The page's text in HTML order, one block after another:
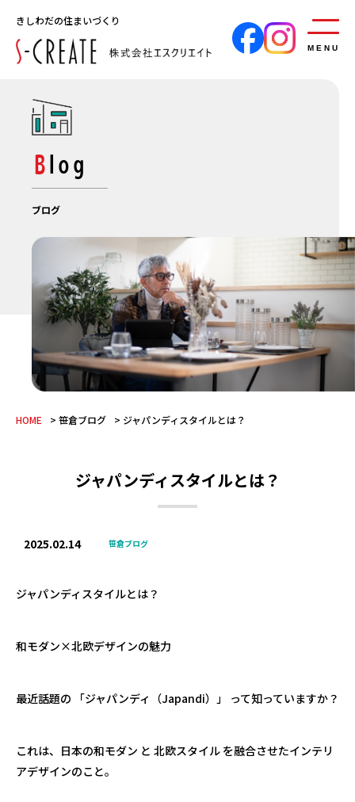
きしわだの住まいづくり
MENU
Blog
ブログ
HOME 笹倉ブログ ジャパンディスタイルとは？
ジャパンディスタイルとは？
2025.02.14 笹倉ブログ
ジャパンディスタイルとは？
和モダン×北欧デザインの魅力
最近話題の 「ジャパンディ（Japandi）」 って知っていますか？
これは、日本の和モダン と 北欧スタイル を融合させたインテリ
アデザインのこと。